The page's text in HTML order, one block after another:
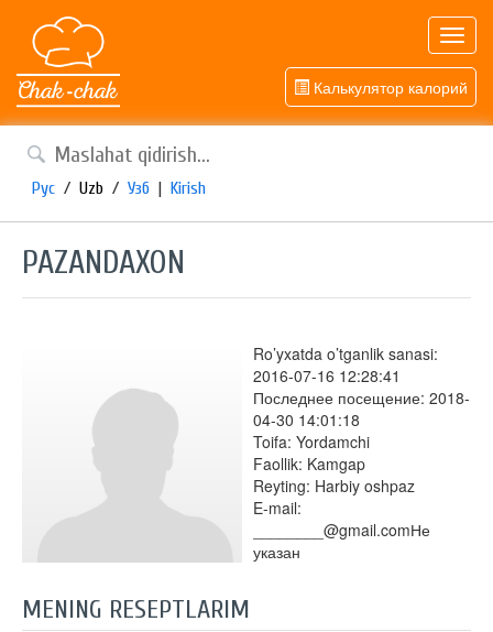
Калькулятор калорий
Рус / Uzb / Узб | Kirish
PAZANDAXON
Ro’yxatda o’tganlik sanasi:
2016-07-16 12:28:41
Последнее посещение: 2018-
04-30 14:01:18
Toifa: Yordamchi
Faollik: Kamgap
Reyting: Harbiy oshpaz
E-mail:
________@gmail.comНе
указан
MENING RESEPTLARIM